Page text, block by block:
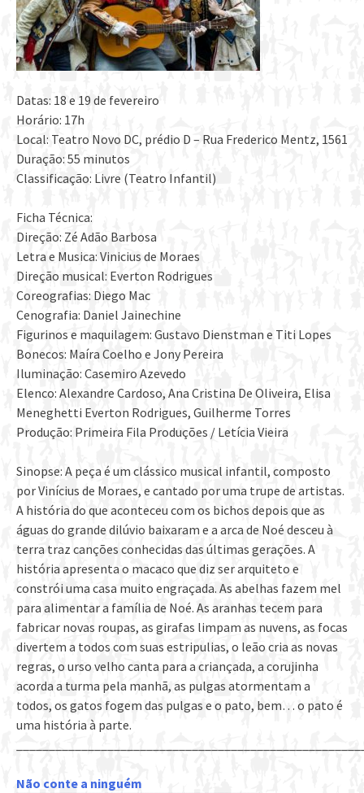
Datas: 18 e 19 de fevereiro
Horário: 17h
Local: Teatro Novo DC, prédio D – Rua Frederico Mentz, 1561
Duração: 55 minutos
Classificação: Livre (Teatro Infantil)
Ficha Técnica:
Direção: Zé Adão Barbosa
Letra e Musica: Vinicius de Moraes
Direção musical: Everton Rodrigues
Coreografias: Diego Mac
Cenografia: Daniel Jainechine
Figurinos e maquilagem: Gustavo Dienstman e Titi Lopes
Bonecos: Maíra Coelho e Jony Pereira
Iluminação: Casemiro Azevedo
Elenco: Alexandre Cardoso, Ana Cristina De Oliveira, Elisa
Meneghetti Everton Rodrigues, Guilherme Torres
Produção: Primeira Fila Produções / Letícia Vieira
Sinopse: A peça é um clássico musical infantil, composto
por Vinícius de Moraes, e cantado por uma trupe de artistas.
A história do que aconteceu com os bichos depois que as
águas do grande dilúvio baixaram e a arca de Noé desceu à
terra traz canções conhecidas das últimas gerações. A
história apresenta o macaco que diz ser arquiteto e
constrói uma casa muito engraçada. As abelhas fazem mel
para alimentar a família de Noé. As aranhas tecem para
fabricar novas roupas, as girafas limpam as nuvens, as focas
divertem a todos com suas estripulias, o leão cria as novas
regras, o urso velho canta para a criançada, a corujinha
acorda a turma pela manhã, as pulgas atormentam a
todos, os gatos fogem das pulgas e o pato, bem… o pato é
uma história à parte.
Não conte a ninguém